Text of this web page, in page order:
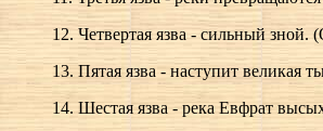
12. Четвертая язва - сильный
13. Пятая язва - наступит великая
14. Шестая язва - река Евфрат